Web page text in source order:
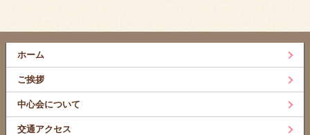
ホーム
ご挨拶
中心会について
交通アクセス